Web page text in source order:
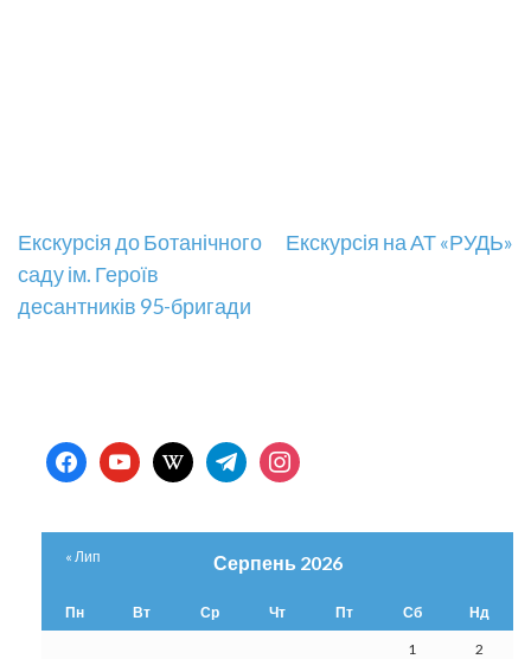
Навігація
записів
Екскурсія до Ботанічного
саду ім. Героїв
десантників 95-бригади
Екскурсія на АТ «РУДЬ»
facebookyoutubewikipediatelegraminstagram
Серпень 2026
Пн Вт Ср Чт Пт Сб Нд
1 2
« Лип